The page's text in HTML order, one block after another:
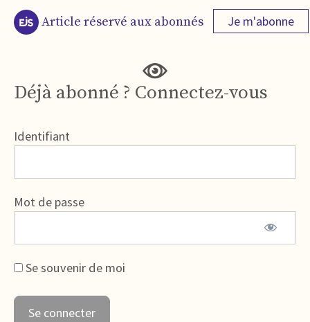
Article réservé aux abonnés Je m'abonne
Déjà abonné ? Connectez-vous
Identifiant
Mot de passe
Se souvenir de moi